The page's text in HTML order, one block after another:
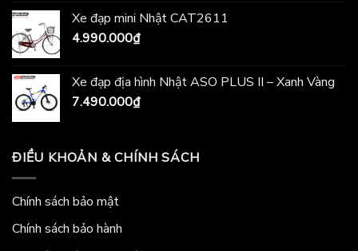
Xe đạp mini Nhật CAT2611
4.990.000₫
Xe đạp địa hình Nhật ASO PLUS II – Xanh Vàng
7.490.000₫
ĐIỀU KHOẢN & CHÍNH SÁCH
Chính sách bảo mật
Chính sách bảo hành